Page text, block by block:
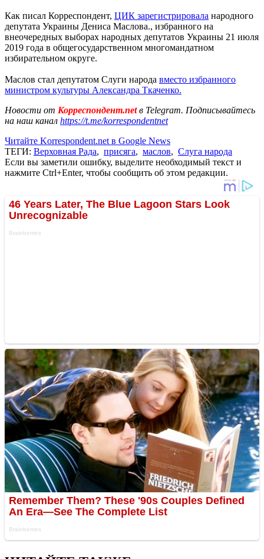
Как писал Корреспондент, ЦИК зарегистрировала народного
депутата Украины Дениса Маслова., избранного на
внеочередных выборах народных депутатов Украины 21 июля
2019 года в общегосударственном многомандатном
избирательном округе.
Маслов стал депутатом Слуги народа вместо избранного
министром культуры Александра Ткаченко.
Новости от Корреспондент.netв Telegram. Подписывайтесь
на наш канал https://t.me/korrespondentnet
Читайте Korrespondent.net в Google News
ТЕГИ: Верховная Рада, присяга, маслов, Слуга народа
Если вы заметили ошибку, выделите необходимый текст и
нажмите Ctrl+Enter, чтобы сообщить об этом редакции.